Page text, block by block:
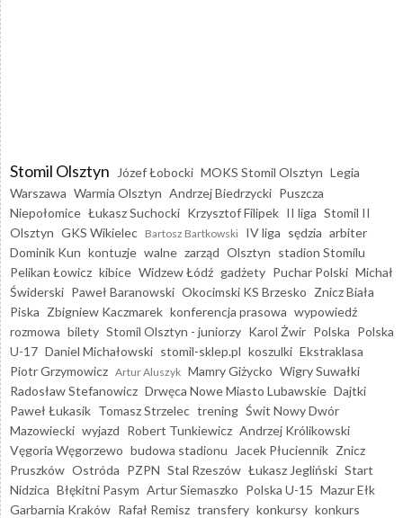
Stomil Olsztyn Józef Łobocki MOKS Stomil Olsztyn Legia
Warszawa Warmia Olsztyn Andrzej Biedrzycki Puszcza
Niepołomice Łukasz Suchocki Krzysztof Filipek II liga Stomil II
Olsztyn GKS Wikielec Bartosz Bartkowski IV liga sędzia arbiter
Dominik Kun kontuzje walne zarząd Olsztyn stadion Stomilu
Pelikan Łowicz kibice Widzew Łódź gadżety Puchar Polski Michał
Świderski Paweł Baranowski Okocimski KS Brzesko Znicz Biała
Piska Zbigniew Kaczmarek konferencja prasowa wypowiedź
rozmowa bilety Stomil Olsztyn - juniorzy Karol Żwir Polska Polska
U-17 Daniel Michałowski stomil-sklep.pl koszulki Ekstraklasa
Piotr Grzymowicz Artur Aluszyk Mamry Giżycko Wigry Suwałki
Radosław Stefanowicz Drwęca Nowe Miasto Lubawskie Dajtki
Paweł Łukasik Tomasz Strzelec trening Świt Nowy Dwór
Mazowiecki wyjazd Robert Tunkiewicz Andrzej Królikowski
Vęgoria Węgorzewo budowa stadionu Jacek Płuciennik Znicz
Pruszków Ostróda PZPN Stal Rzeszów Łukasz Jegliński Start
Nidzica Błękitni Pasym Artur Siemaszko Polska U-15 Mazur Ełk
Garbarnia Kraków Rafał Remisz transfery konkursy konkurs